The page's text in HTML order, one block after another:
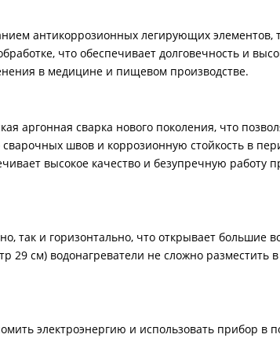
антикоррозионных легирующих элементов,
что обеспечивает долговечность и
в медицине и пищевом производстве.
аргонная сварка нового поколения, что
швов и коррозионную стойкость в
высокое качество и безупречную работу
так и горизонтально, что открывает большие
29 см) водонагреватели не сложно разместить
электроэнергию и использовать прибор в